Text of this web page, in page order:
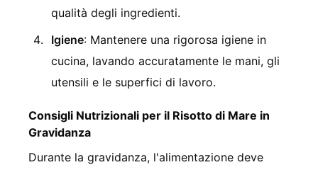
qualità degli ingredienti.
Igiene: Mantenere una rigorosa igiene in
cucina, lavando accuratamente le mani, gli
utensili e le superfici di lavoro.
Consigli Nutrizionali per il Risotto di Mare in
Gravidanza
Durante la gravidanza, l'alimentazione deve